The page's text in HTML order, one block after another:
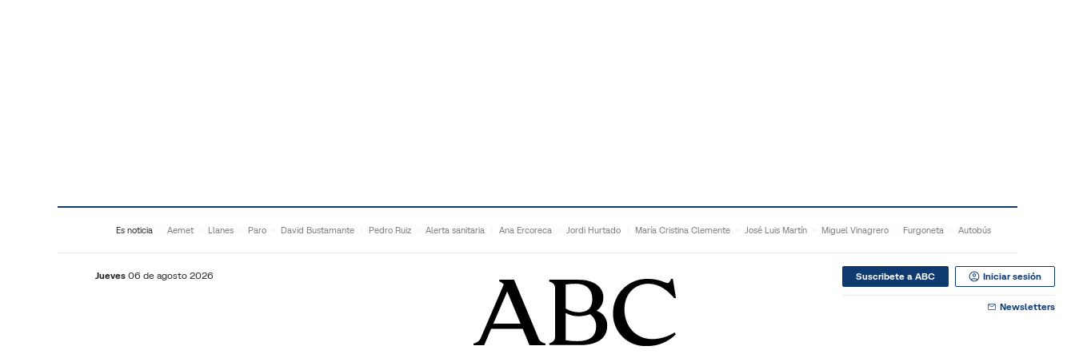
Es noticia Aemet Llanes Paro David Bustamante Pedro Ruiz Alerta sanitaria Ana Ercoreca Jordi Hurtado María Cristina Clemente José Luis Martín Miguel Vinagrero Furgoneta Autobús
Jueves 06 de agosto 2026 Suscribete a ABC Iniciar sesión
Newsletters